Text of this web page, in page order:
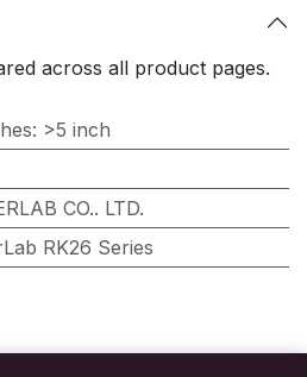
across all product pages.
: >5 inch
CO.. LTD.
RK26 Series